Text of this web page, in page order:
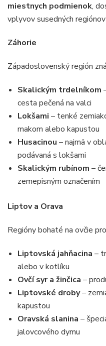
miestnych podmienok,
vplyvov susedných regiónov
Záhorie
Západoslovenský región
Skalickým trdelníkom
cesta pečená na valci
Lokšami – tenké
makom alebo kapustou
Husacinou – najmä v
podávaná s lokšami
Skalickým rubínom –
zemepisným označením
Liptov a Orava
Regióny bohaté na ovčie
Liptovská jahňacina –
alebo v kotlíku
Ovčí syr a žinčica –
Liptovské droby–
kapustou
Oravská slanina –
jalovcového dymu